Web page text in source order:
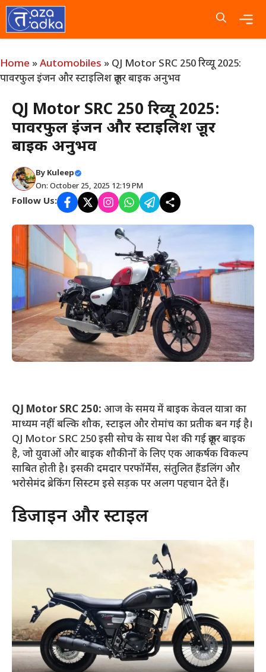
Skip
to
content
Home »Automobiles » QJ Motor SRC 250 रिव्यू 2025:
पावरफुल इंजन और स्टाइलिश क्रूज़र बाइक अनुभव
QJ Motor SRC 250 रिव्यू 2025:
पावरफुल इंजन और स्टाइलिश क्रूज़र
बाइक अनुभव
By Kuleep
On: October 25, 2025 12:19 PM
Follow Us:
QJ Motor SRC 250: आज के समय में बाइक केवल यात्रा का
माध्यम नहीं बल्कि शौक, स्टाइल और रोमांच का प्रतीक बन गई है।
QJ Motor SRC 250 इसी सोच के साथ पेश की गई क्रूज़र बाइक
है, जो युवाओं और बाइक शौकीनों के लिए एक आकर्षक विकल्प
साबित होती है। इसकी दमदार परफॉर्मेंस, संतुलित हैंडलिंग और
भरोसेमंद ब्रेकिंग सिस्टम इसे सड़क पर अलग पहचान देते हैं।
डिजाइन और स्टाइल